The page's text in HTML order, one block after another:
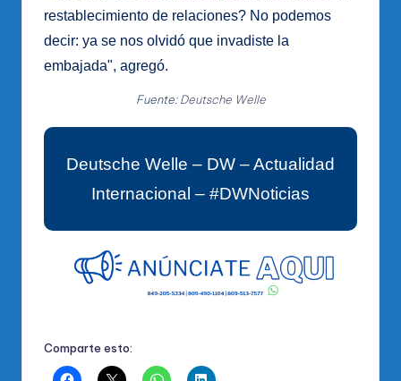
restablecimiento de relaciones? No podemos
decir: ya se nos olvidó que invadiste la
embajada", agregó.
Fuente:Deutsche Welle
Deutsche Welle – DW – Actualidad
Internacional – #DWNoticias
Comparte esto: